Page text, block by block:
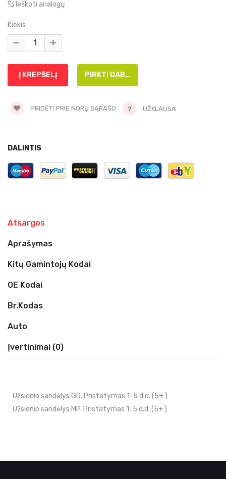
Ieškoti analogų
Kiekis
PRIDĖTI PRIE NORŲ SĄRAŠO UŽKLAUSA
DALINTIS
Atsargos
Aprašymas
Kitų Gamintojų Kodai
OE Kodai
Br.kodas
Auto
Įvertinimai (0)
Užsienio sandėlys GD. Pristatymas 1-5 d.d. (5+ )
Užsienio sandėlys MP. Pristatymas 1-5 d.d. (5+ )